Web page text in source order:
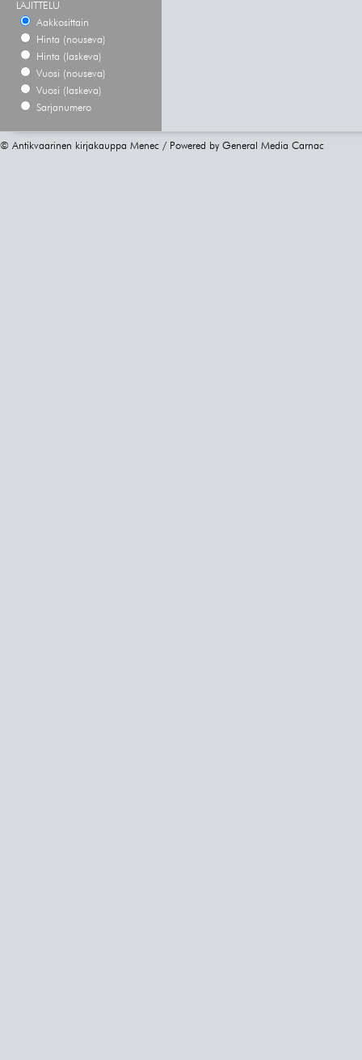
LAJITTELU
Aakkosittain
Hinta (nouseva)
Hinta (laskeva)
Vuosi (nouseva)
Vuosi (laskeva)
Sarjanumero
© Antikvaarinen kirjakauppa Menec / Powered by General Media Carnac